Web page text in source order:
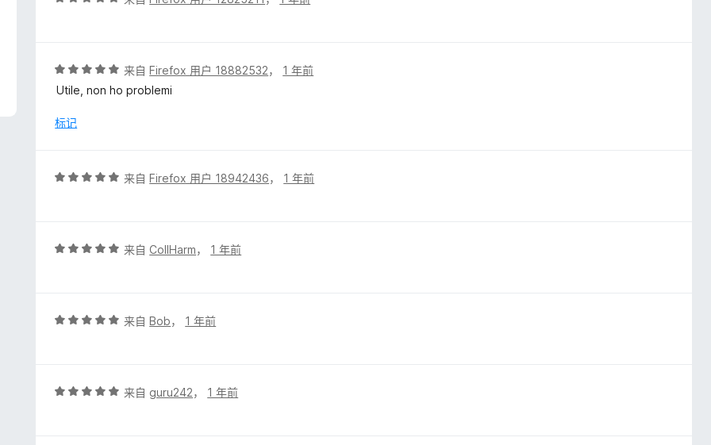
5
评
分
/
来自Firefox 用户 18882532， 1 年前
Utile, non ho problemi
标记
评
5
来自Firefox 用户 18942436， 1 年前
评
5
来自 CollHarm， 1 年前
评
5
来自Bob， 1 年前
评
来自 guru242， 1 年前